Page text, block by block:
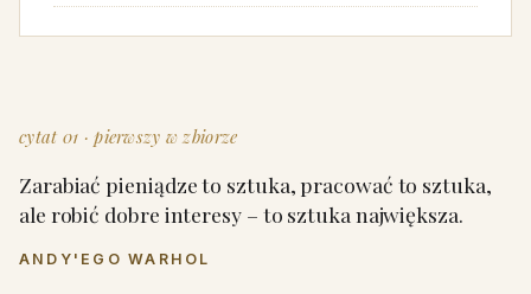
cytat 01 · pierwszy w zbiorze
Zarabiać pieniądze to sztuka, pracować to sztuka,
ale robić dobre interesy – to sztuka największa.
ANDY'EGO WARHOL